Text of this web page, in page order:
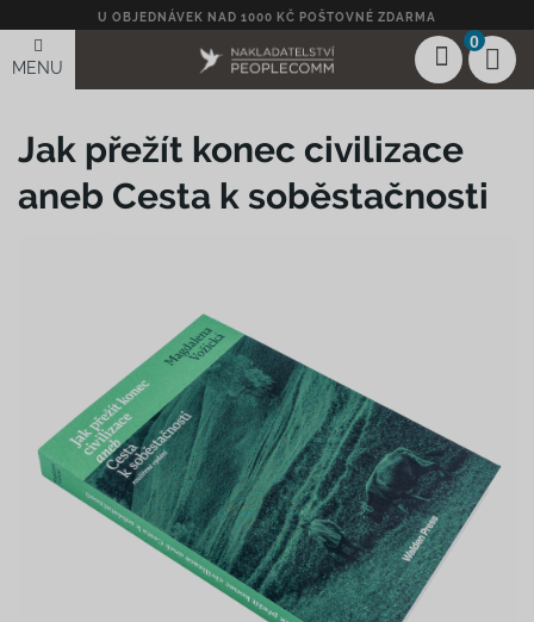
U OBJEDNÁVEK NAD 1000 KČ POŠTOVNÉ ZDARMA
MENU
0
Jak přežít konec civilizace
aneb Cesta k soběstačnosti